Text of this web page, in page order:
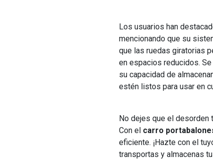
Los usuarios han
mencionando que su
que las ruedas giratorias
en espacios reducidos.
su capacidad de
estén listos para usar en
No dejes que el
Con el carro
eficiente. ¡Hazte con el
transportas y almacenas